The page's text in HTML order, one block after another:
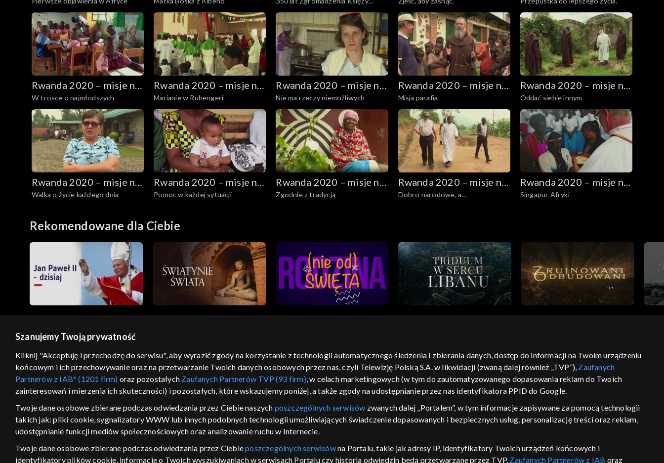
wzgórzach
wzgórzach
wzgórzach
Marianów
wzgórzach
wzgórzach
Rwanda 2020 – misje na
wzgórzach
W trosce o najmłodszych
Rwanda 2020 – misje na
wzgórzach
Marianie w Ruhengeri
Rwanda 2020 – misje na
wzgórzach
Nie ma rzeczy niemożliwych
Rwanda 2020 – misje na
wzgórzach
Misja parafia
Rwanda 2020 – misje na
wzgórzach
Oddać siebie innym
Rwanda 2020 – misje na
wzgórzach
Walka o życie każdego dnia
Rwanda 2020 – misje na
wzgórzach
Pomoc w każdej sytuacji
Rwanda 2020 – misje na
wzgórzach
Zgodnie z tradycją
Rwanda 2020 – misje na
wzgórzach
Dobro narodowe, a
Rwanda 2020 – misje na
wzgórzach
Singapur Afryki
Rekomendowane dla Ciebie
GEOLOKALIZACJA
ŁĄCZYSZ SIĘ SPOZA POLSKI
Kraj, z którego się łączysz, to Stany Zjednoczone ,
w związku z czym część tytułów na platformie TVP
materiały możesz obejrzeć.
regulamin serwisu cennik polityka prywatności moje zgody pomoc kontakt voucher dostępność informacje o dostawcy usług
Szanujemy Twoją prywatność
Kliknij "Akceptuję i przechodzę do serwisu", aby wyrazić zgody na korzystanie z technologii automatycznego śledzenia i zbierania danych, dostęp do informacji na Twoim urządzeniu
końcowym i ich przechowywanie oraz na przetwarzanie Twoich danych osobowych przez nas, czyli Telewizję Polską S.A. w likwidacji (zwaną dalej również „TVP”), Zaufanych
Partnerów z IAB* (1201 firm) oraz pozostałych Zaufanych Partnerów TVP (93 firm), w celach marketingowych (w tym do zautomatyzowanego dopasowania reklam do Twoich
zainteresowań i mierzenia ich skuteczności) i pozostałych, które wskazujemy poniżej, a także zgody na udostępnianie przez nas identyfikatora PPID do Google.
Twoje dane osobowe zbierane podczas odwiedzania przez Ciebie naszych poszczególnych serwisów zwanych dalej „Portalem”, w tym informacje zapisywane za pomocą technologii
takich jak: pliki cookie, sygnalizatory WWW lub innych podobnych technologii umożliwiających świadczenie dopasowanych i bezpiecznych usług, personalizację treści oraz reklam,
udostępnianie funkcji mediów społecznościowych oraz analizowanie ruchu w Internecie.
Twoje dane osobowe zbierane podczas odwiedzania przez Ciebieposzczególnych serwisówna Portalu, takie jak adresy IP, identyfikatory Twoich urządzeń końcowych i
identyfikatory plików cookie, informacje o Twoich wyszukiwaniach w serwisach Portalu czy historia odwiedzin będą przetwarzane przez TVP, Zaufanych Partnerów z IAB oraz